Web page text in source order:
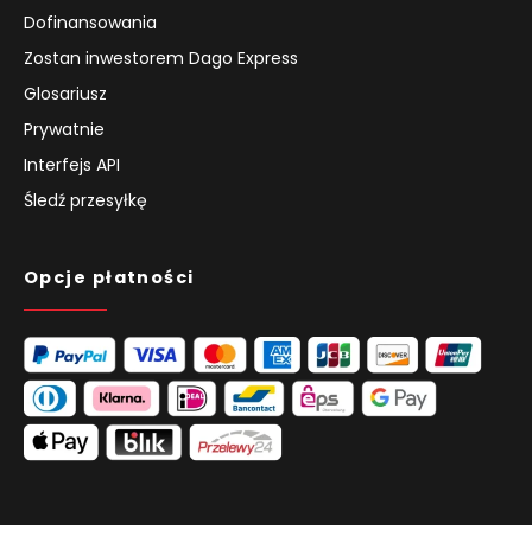
Dofinansowania
Zostan inwestorem Dago Express
Glosariusz
Prywatnie
Interfejs API
Śledź przesyłkę
Opcje płatności